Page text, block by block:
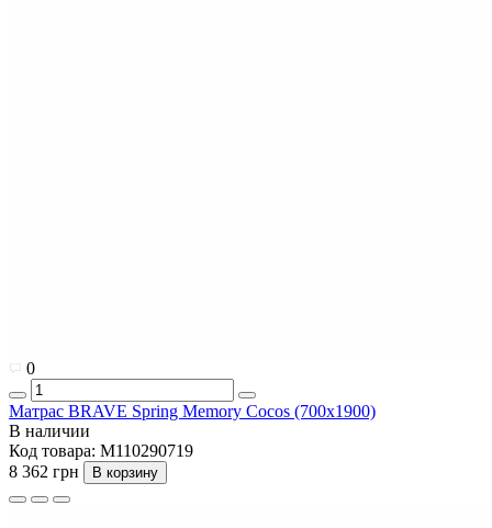
0
Матрас BRAVE Spring Memory Cocos (700x1900)
В наличии
Код товара: M110290719
8 362 грн
В корзину